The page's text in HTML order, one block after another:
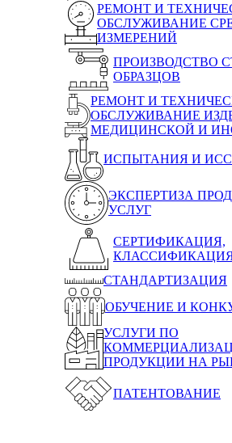
РЕМОНТ И
ОБСЛУЖИВАНИЕ
ИЗМЕРЕНИЙ
ПРОИЗВОДСТВО
ОБРАЗЦОВ
РЕМОНТ И
ОБСЛУЖИВАНИЕ
МЕДИЦИНСКОЙ И
ИСПЫТАНИЯ И
ЭКСПЕРТИЗА
УСЛУГ
СЕРТИФИКАЦИЯ,
СТАНДАРТИЗАЦИЯ
ОБУЧЕНИЕ И
УСЛУГИ ПО
ПРОДУКЦИИ НА
ПАТЕНТОВАНИЕ